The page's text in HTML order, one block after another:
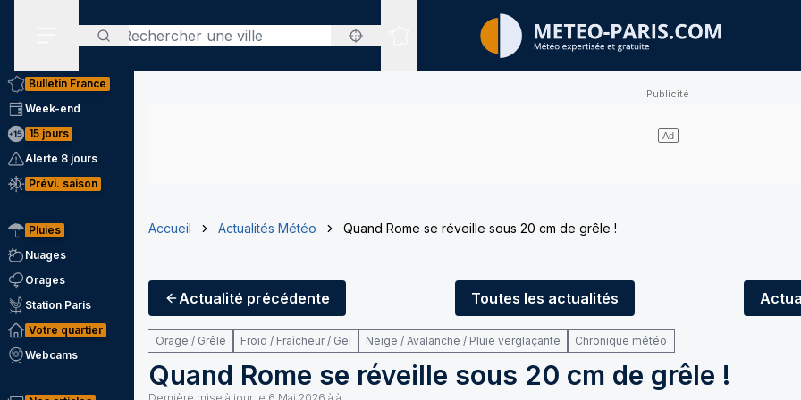
Rechercher
Sites expertisés
Bulletin France
Week-end
15 jours
Alerte 8 jours
Prévi. saison
Pluies
Nuages
Orages
Station Paris
Votre quartier
Webcams
Accueil Actualités Météo Quand Rome se réveille sous 20 cm de grêle !
Actualité précédente Toutes les actualités
Orage / Grêle Froid / Fraîcheur / Gel Neige / Avalanche / Pluie verglaçante Chronique météo
Quand Rome se réveille sous 20 cm de grêle !